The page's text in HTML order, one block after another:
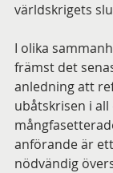
världskrigets
I olika
främst det
anledning att
ubåtskrisen i all
anförande är
nödvändig